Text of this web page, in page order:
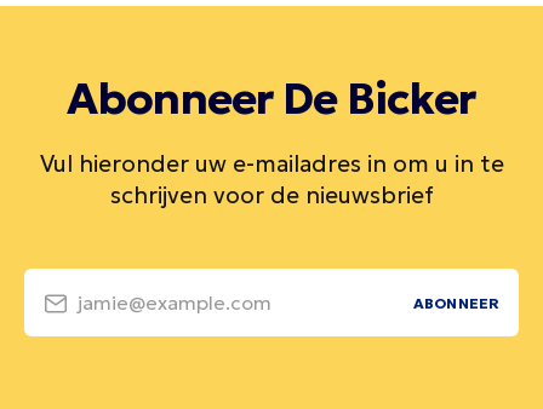
Abonneer De Bicker
Vul hieronder uw e-mailadres in om u in te
schrijven voor de nieuwsbrief
jamie@example.com ABONNEER